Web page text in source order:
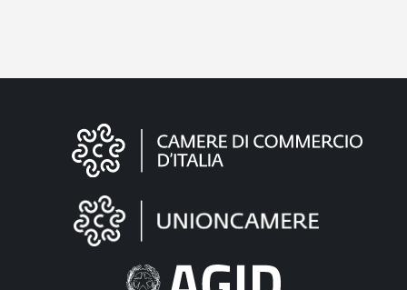
Informazioni
"Fattura
Elettronica"